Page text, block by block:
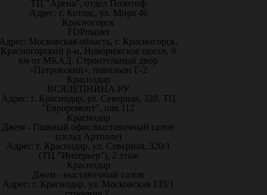
ТЦ "Арена", отдел Позитиф
Адрес: г. Котлас, ул. Мира 46
Красногорск
FDPmaster
Московская область, г. Красногорск,
Красногорский р-н, Новорижское шоссе, 9
км от МКАД. Строительный двор
«Петровский», павильон Г-2
Краснодар
ВСЯЛЕПНИНА.РУ
Адрес: г. Краснодар, ул. Северная, 320, ТЦ
"Евроремонт", пав.112
Краснодар
Джем - Главный офис/выставочный салон
(склад Артполе)
Адрес: г. Краснодар, ул. Северная, 320/1
(ТЦ "Интерьер"), 2 этаж
Краснодар
Джем - выставочный салон
Адрес: г. Краснодар, ул. Московская 133/1